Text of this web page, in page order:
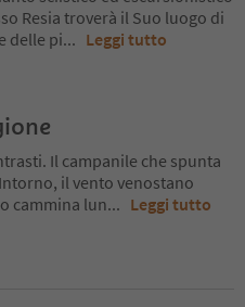
Resia troverà il Suo luogo di
delle pi... Leggi tutto
Il campanile che spunta
il vento venostano
cammina lun... Leggi tutto